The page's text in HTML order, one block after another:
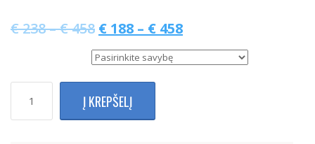
€238–€458 € 188 – € 458
kiekis:
Į KREPŠELĮ